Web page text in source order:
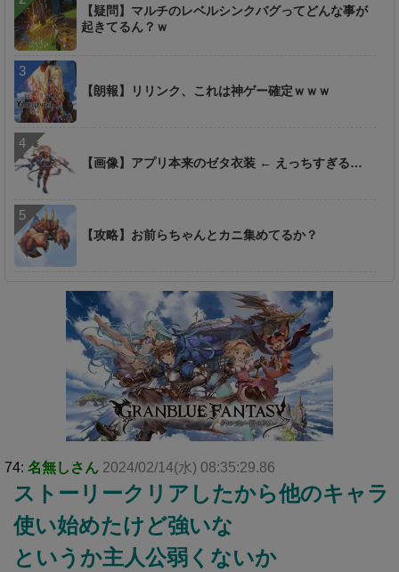
【疑問】マルチのレベルシンクバグってどんな事が
起きてるん？ｗ
【朗報】リリンク、これは神ゲー確定ｗｗｗ
【画像】アプリ本来のゼタ衣装 ← えっちすぎる…
【攻略】お前らちゃんとカニ集めてるか？
74: 名無しさん 2024/02/14(水) 08:35:29.86
ストーリークリアしたから他のキャラ
使い始めたけど強いな
というか主人公弱くないか